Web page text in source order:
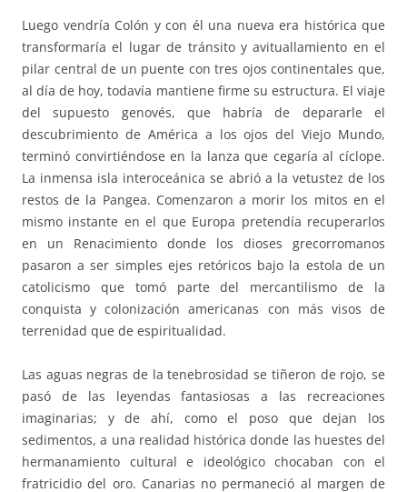
Luego vendría Colón y con él una nueva era histórica que
transformaría el lugar de tránsito y avituallamiento en el
pilar central de un puente con tres ojos continentales que,
al día de hoy, todavía mantiene firme su estructura. El viaje
del supuesto genovés, que habría de depararle el
descubrimiento de América a los ojos del Viejo Mundo,
terminó convirtiéndose en la lanza que cegaría al cíclope.
La inmensa isla interoceánica se abrió a la vetustez de los
restos de la Pangea. Comenzaron a morir los mitos en el
mismo instante en el que Europa pretendía recuperarlos
en un Renacimiento donde los dioses grecorromanos
pasaron a ser simples ejes retóricos bajo la estola de un
catolicismo que tomó parte del mercantilismo de la
conquista y colonización americanas con más visos de
terrenidad que de espiritualidad.
Las aguas negras de la tenebrosidad se tiñeron de rojo, se
pasó de las leyendas fantasiosas a las recreaciones
imaginarias; y de ahí, como el poso que dejan los
sedimentos, a una realidad histórica donde las huestes del
hermanamiento cultural e ideológico chocaban con el
fratricidio del oro. Canarias no permaneció al margen de